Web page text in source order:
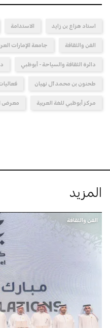
استاد هزاع بن زايد الاستدامة
الفن والثقافة جامعة الإمارات
دائرة الثقافة والسياحة - أبوظبي
طحنون بن محمد آل نهيان
مركز أبوظبي للغة العربية معرض
المزيد
الفن والثقافة